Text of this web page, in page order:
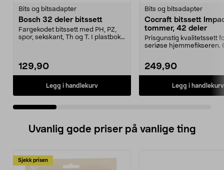
Bits og bitsadapter
Bosch 32 deler bitssett
Fargekodet bitssett med PH, PZ,
spor, sekskant, Th og T. I plastboks
129,90
Legg i handlekurv
Bits og bitsadapter
Cocraft bitssett
tommer, 42 deler
Prisgunstig kvalitetssett
seriøse hjemmefikseren.
249,90
Legg i handlekurv
Uvanlig gode priser på vanlige ting
Sjekk prisen